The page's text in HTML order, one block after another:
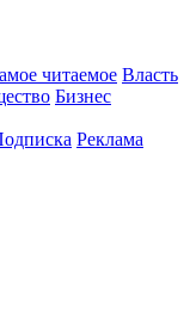
читаемое Власть
Бизнес
Реклама